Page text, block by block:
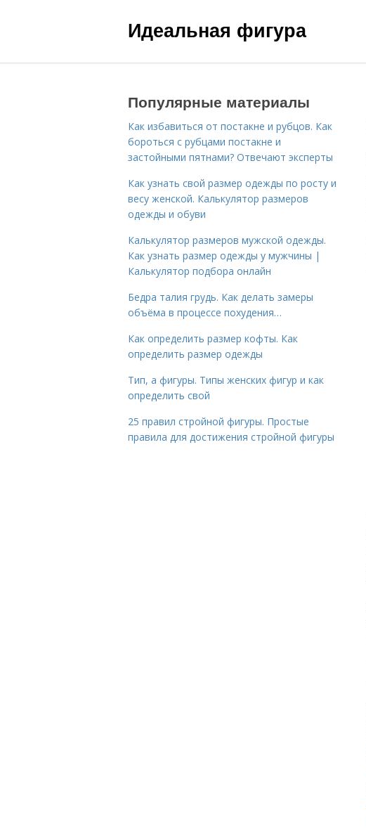
Идеальная фигура
Популярные материалы
Как избавиться от постакне и рубцов. Как
бороться с рубцами постакне и
застойными пятнами? Отвечают эксперты
Как узнать свой размер одежды по росту и
весу женской. Калькулятор размеров
одежды и обуви
Калькулятор размеров мужской одежды.
Как узнать размер одежды у мужчины |
Калькулятор подбора онлайн
Бедра талия грудь. Как делать замеры
объёма в процессе похудения…
Как определить размер кофты. Как
определить размер одежды
Тип, а фигуры. Типы женских фигур и как
определить свой
25 правил стройной фигуры. Простые
правила для достижения стройной фигуры